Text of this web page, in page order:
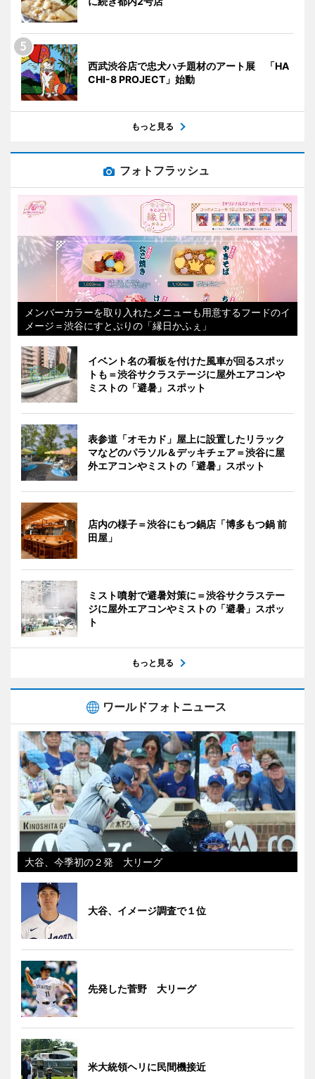
西武渋谷店で忠犬ハチ題材のアート展 「HA
CHI-8 PROJECT」始動
もっと見る
フォトフラッシュ
メンバーカラーを取り入れたメニューも用意するフードのイ
メージ＝渋谷にすとぷりの「縁日かふぇ」
イベント名の看板を付けた風車が回るスポッ
トも＝渋谷サクラステージに屋外エアコンや
ミストの「避暑」スポット
表参道「オモカド」屋上に設置したリラック
マなどのパラソル＆デッキチェア＝渋谷に屋
外エアコンやミストの「避暑」スポット
店内の様子＝渋谷にもつ鍋店「博多もつ鍋 前
田屋」
ミスト噴射で避暑対策に＝渋谷サクラステー
ジに屋外エアコンやミストの「避暑」スポッ
ト
もっと見る
ワールドフォトニュース
大谷、今季初の２発 大リーグ
大谷、イメージ調査で１位
先発した菅野 大リーグ
米大統領ヘリに民間機接近